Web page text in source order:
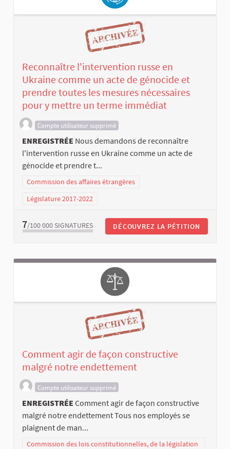
Reconnaître l'intervention russe en
Ukraine comme un acte de génocide et
prendre toutes les mesures nécessaires
pour y mettre un terme immédiat
Compte utilisateur supprimé
ENREGISTRÉE Nous demandons de reconnaître
l'intervention russe en Ukraine comme un acte de
génocide et prendre t...
Commission des affaires étrangères
Législature 2017-2022
7/100 000 SIGNATURES DÉCOUVREZ LA PÉTITION
Comment agir de façon constructive
malgré notre endettement
Compte utilisateur supprimé
ENREGISTRÉE Comment agir de façon constructive
malgré notre endettement Tous nos employés se
plaignent de man...
Commission des lois constitutionnelles, de la législation